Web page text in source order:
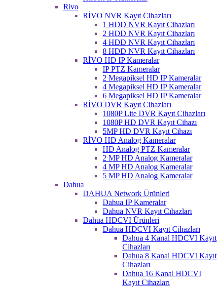
Rivo
RİVO NVR Kayıt Cihazları
1 HDD NVR Kayıt Cihazları
2 HDD NVR Kayıt Cihazları
4 HDD NVR Kayıt Cihazları
8 HDD NVR Kayıt Cihazları
RİVO HD IP Kameralar
IP PTZ Kameralar
2 Megapiksel HD IP Kameralar
4 Megapiksel HD IP Kameralar
6 Megapiksel HD IP Kameralar
RİVO DVR Kayıt Cihazları
1080P Lite DVR Kayıt Cihazları
1080P HD DVR Kayıt Cihazı
5MP HD DVR Kayıt Cihazı
RİVO HD Analog Kameralar
HD Analog PTZ Kameralar
2 MP HD Analog Kameralar
4 MP HD Analog Kameralar
5 MP HD Analog Kameralar
Dahua
DAHUA Network Ürünleri
Dahua IP Kameralar
Dahua NVR Kayıt Cıhazları
Dahua HDCVI Ürünleri
Dahua HDCVI Kayıt Cihazları
Dahua 4 Kanal HDCVI Kayıt
Cihazları
Dahua 8 Kanal HDCVI Kayıt
Cihazları
Dahua 16 Kanal HDCVI
Kayıt Cihazları